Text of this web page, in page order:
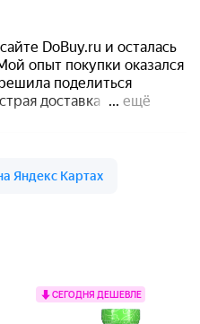
СЕГОДНЯ ДЕШЕВЛЕ